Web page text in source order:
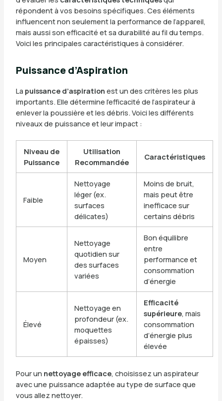
répondent à vos besoins spécifiques. Ces éléments
influencent non seulement la performance de l’appareil,
mais aussi son efficacité et sa durabilité au fil du temps.
Voici les principales caractéristiques à considérer.
Puissance d’Aspiration
La puissance d’aspiration est un des critères les plus
importants. Elle détermine l’efficacité de l’aspirateur à
enlever la poussière et les débris. Voici les différents
niveaux de puissance et leur impact :
Niveau de
Puissance
Utilisation
Recommandée
Caractéristiques
Faible
Nettoyage
léger (ex.
surfaces
délicates)
Moins de bruit,
mais peut être
inefficace sur
certains débris
Moyen
Nettoyage
quotidien sur
des surfaces
variées
Bon équilibre
entre
performance et
consommation
d’énergie
Élevé
Nettoyage en
profondeur (ex.
moquettes
épaisses)
Efficacité
supérieure, mais
consommation
d’énergie plus
élevée
Pour un nettoyage efficace, choisissez un aspirateur
avec une puissance adaptée au type de surface que
vous allez nettoyer.